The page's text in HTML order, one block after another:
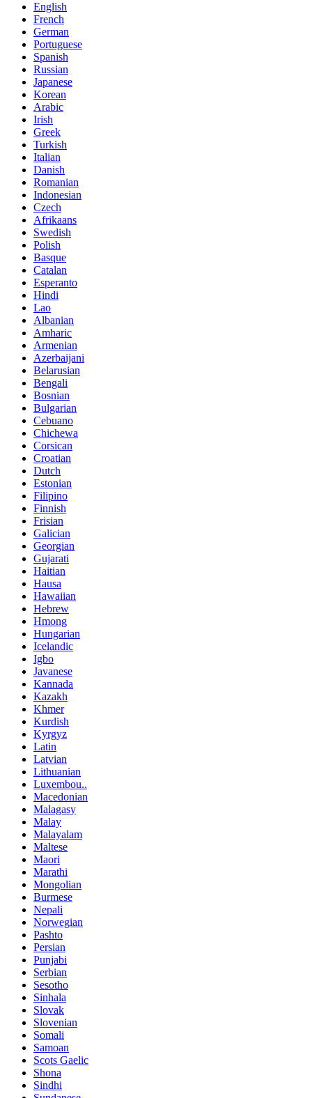
English
French
German
Portuguese
Spanish
Russian
Japanese
Korean
Arabic
Irish
Greek
Turkish
Italian
Danish
Romanian
Indonesian
Czech
Afrikaans
Swedish
Polish
Basque
Catalan
Esperanto
Hindi
Lao
Albanian
Amharic
Armenian
Azerbaijani
Belarusian
Bengali
Bosnian
Bulgarian
Cebuano
Chichewa
Corsican
Croatian
Dutch
Estonian
Filipino
Finnish
Frisian
Galician
Georgian
Gujarati
Haitian
Hausa
Hawaiian
Hebrew
Hmong
Hungarian
Icelandic
Igbo
Javanese
Kannada
Kazakh
Khmer
Kurdish
Kyrgyz
Latin
Latvian
Lithuanian
Luxembou..
Macedonian
Malagasy
Malay
Malayalam
Maltese
Maori
Marathi
Mongolian
Burmese
Nepali
Norwegian
Pashto
Persian
Punjabi
Serbian
Sesotho
Sinhala
Slovak
Slovenian
Somali
Samoan
Scots Gaelic
Shona
Sindhi